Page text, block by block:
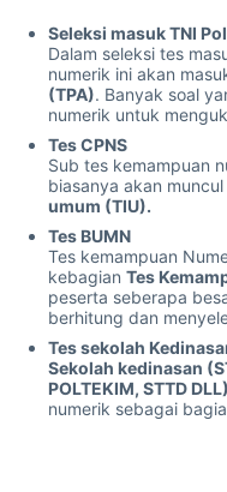
Seleksi masuk TNI
Dalam seleksi tes
numerik ini akan
(TPA). Banyak soal
numerik untuk
Tes CPNS
Sub tes kemampuan
biasanya akan
umum (TIU).
Tes BUMN
Tes kemampuan
kebagian Tes
peserta seberapa
berhitung dan
Tes sekolah
Sekolah kedinasan
POLTEKIM, STTD DLL)
numerik sebagai